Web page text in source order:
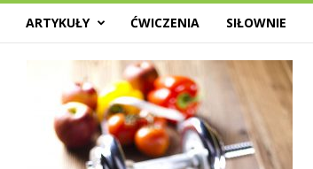
ARTYKUŁY ĆWICZENIA SIŁOWNIE